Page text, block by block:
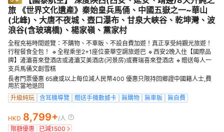
旅 《世界文化遺產》秦始皇兵馬俑、中國五嶽之一~華山
(北峰)、大唐不夜城、壺口瀑布、甘泉大峽谷、乾坤灣、波
浪谷(含玻璃橋)、楊家嶺、黨家村
全程充裕時間遊覽：不購物、不車販、不設自費加遊！真正享受純觀光旅遊！
行程餐食全包！ 🔹全程乘坐2+1座位豪華空調旅遊巴 🔹西安2晚入住【國際品
牌】滻灞喜來登酒店或滻灞艾美酒店(河景房)或賽瑞喜來登酒店 🔹贈送每人一
支兵馬俑文創雪糕
長者門票優惠 65歲或以上每位減人民幣400 優惠只限持回鄉證中國籍人士,費
用於當地退回
升級純玩
含耳機導覽 贈送手機數據卡 無購物 無車販 無自費
HKD 8,799+/人
限額優惠
已減1500